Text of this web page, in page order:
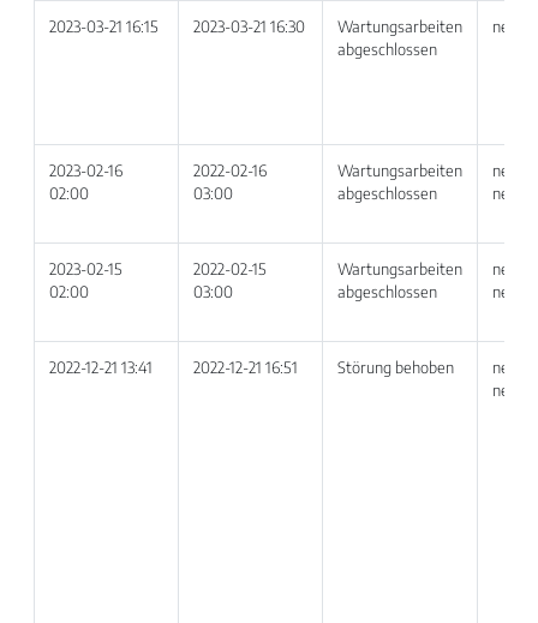
2023-03-21 16:15 2023-03-21 16:30
Wartungsarbeiten
abgeschlossen
2023-02-16
02:00
2022-02-16
03:00
Wartungsarbeiten
abgeschlossen
2023-02-15
02:00
2022-02-15
03:00
Wartungsarbeiten
abgeschlossen
2022-12-21 13:41 2022-12-21 16:51 Störung behoben